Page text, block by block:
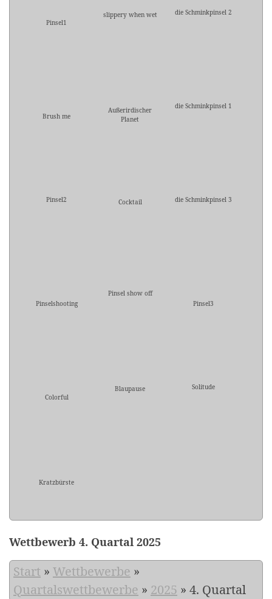
Pinsel1
slippery when wet die Schminkpinsel 2
Brush me
Außerirdischer
Planet
die Schminkpinsel 1
Pinsel2 Cocktail die Schminkpinsel 3
Pinselshooting
Pinsel show off
Pinsel3
Colorful
Blaupause Solitude
Kratzbürste
Wettbewerb 4. Quartal 2025
Start » Wettbewerbe »
Quartalswettbewerbe » 2025 » 4. Quartal